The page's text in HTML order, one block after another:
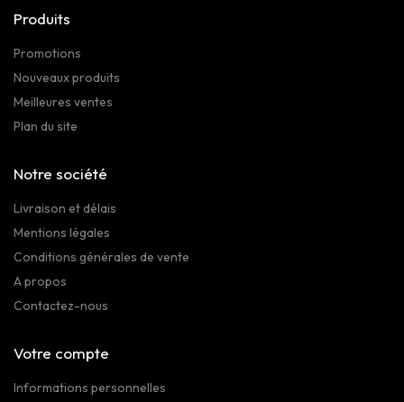
Produits
Promotions
Nouveaux produits
Meilleures ventes
Plan du site
Notre société
Livraison et délais
Mentions légales
Conditions générales de vente
A propos
Contactez-nous
Votre compte
Informations personnelles